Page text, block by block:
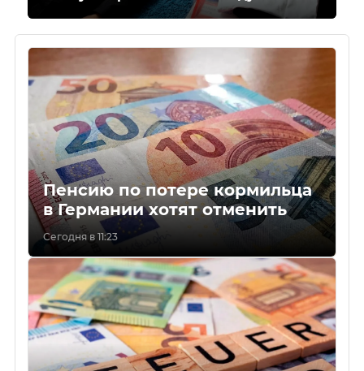
Пенсию по потере кормильца
в Германии хотят отменить
Сегодня в 11:23